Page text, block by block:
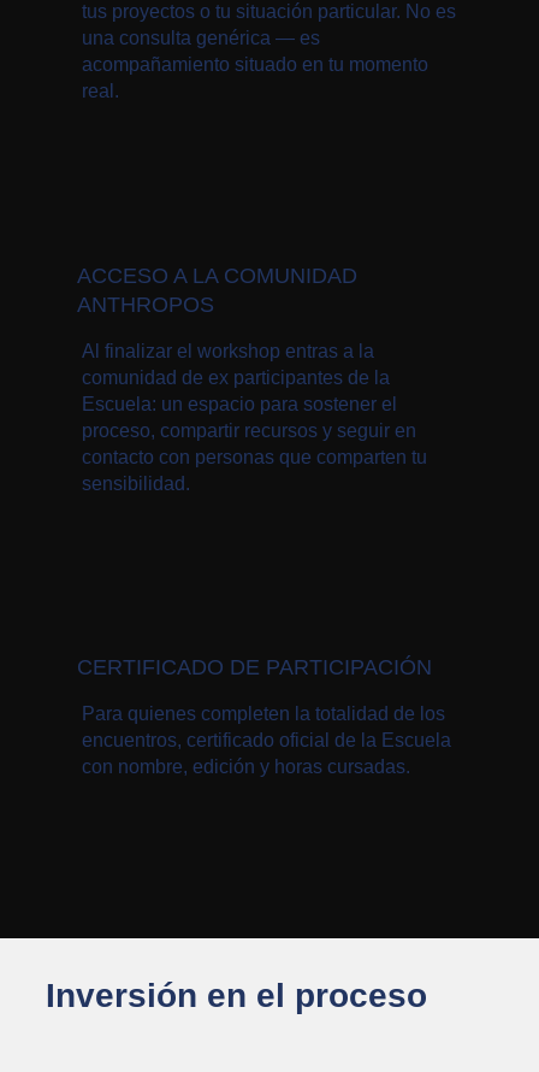
tus proyectos o tu situación particular. No es
una consulta genérica — es
acompañamiento situado en tu momento
real.
ACCESO A LA COMUNIDAD
ANTHROPOS
Al finalizar el workshop entras a la
comunidad de ex participantes de la
Escuela: un espacio para sostener el
proceso, compartir recursos y seguir en
contacto con personas que comparten tu
sensibilidad.
CERTIFICADO DE PARTICIPACIÓN
Para quienes completen la totalidad de los
encuentros, certificado oficial de la Escuela
con nombre, edición y horas cursadas.
Inversión en el proceso